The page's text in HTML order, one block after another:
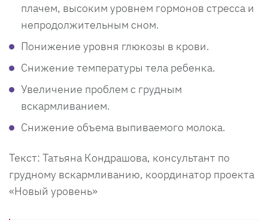
плачем, высоким уровнем гормонов стресса и
непродолжительным сном.
Понижение уровня глюкозы в крови.
Снижение температуры тела ребенка.
Увеличение проблем с грудным
вскармливанием.
Снижение объема выпиваемого молока.
Текст: Татьяна Кондрашова, консультант по
грудному вскармливанию, координатор проекта
«Новый уровень»